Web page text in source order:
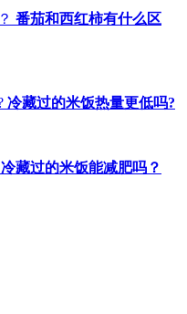
番茄和西红柿有什么区
冷藏过的米饭热量更低吗?
冷藏过的米饭能减肥吗？